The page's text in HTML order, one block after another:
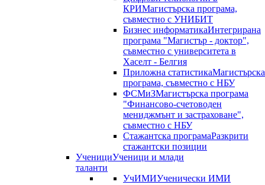
КРИМагистърска програма,
съвместно с УНИБИТ
Бизнес информатикаИнтегрирана
програма "Магистър - доктор",
съвместно с университета в
Хаселт - Белгия
Приложна статистикаМагистърска
програма, съвместно с НБУ
ФСМиЗМагистърска програма
"Финансово-счетоводен
мениджмънт и застраховане",
съвместно с НБУ
Стажантска програмаРазкрити
стажантски позиции
УченициУченици и млади
таланти
УчИМИУченически ИМИ